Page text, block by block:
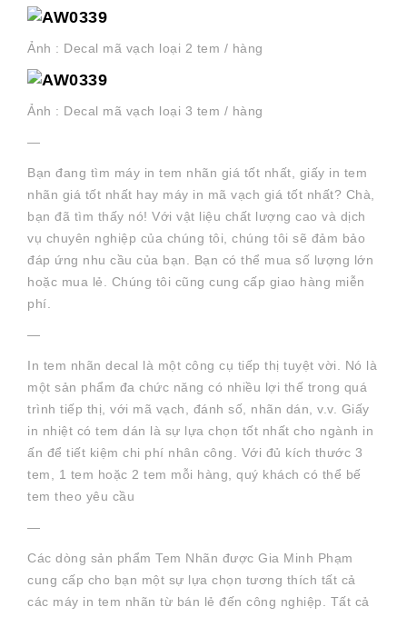
Ảnh : Decal mã vạch loại 2 tem / hàng
Ảnh : Decal mã vạch loại 3 tem / hàng
—
Bạn đang tìm máy in tem nhãn giá tốt nhất, giấy in tem
nhãn giá tốt nhất hay máy in mã vạch giá tốt nhất? Chà,
bạn đã tìm thấy nó! Với vật liệu chất lượng cao và dịch
vụ chuyên nghiệp của chúng tôi, chúng tôi sẽ đảm bảo
đáp ứng nhu cầu của bạn. Bạn có thể mua số lượng lớn
hoặc mua lẻ. Chúng tôi cũng cung cấp giao hàng miễn
phí.
—
In tem nhãn decal là một công cụ tiếp thị tuyệt vời. Nó là
một sản phẩm đa chức năng có nhiều lợi thế trong quá
trình tiếp thị, với mã vạch, đánh số, nhãn dán, v.v. Giấy
in nhiệt có tem dán là sự lựa chọn tốt nhất cho ngành in
ấn để tiết kiệm chi phí nhân công. Với đủ kích thước 3
tem, 1 tem hoặc 2 tem mỗi hàng, quý khách có thể bế
tem theo yêu cầu
—
Các dòng sản phẩm Tem Nhãn được Gia Minh Phạm
cung cấp cho bạn một sự lựa chọn tương thích tất cả
các máy in tem nhãn từ bán lẻ đến công nghiệp. Tất cả